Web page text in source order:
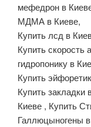
мефедрон в
МДМА в Киеве,
Купить лсд в
Купить
гидропонику в
Купить
Купить
Киеве , Купить
Галлюцыногены в